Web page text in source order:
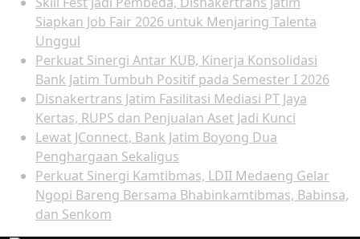
Siapkan Job Fair 2026 untuk Menjaring Talenta
Unggul
Perkuat Sinergi Antar KUB, Kinerja Konsolidasi
Bank Jatim Tumbuh Positif pada Semester I 2026
Disnakertrans Jatim Fasilitasi Mediasi PT Jaya
Kertas, RUPS dan Penjualan Aset Jadi Kunci
Lewat JConnect, Bank Jatim Boyong Dua
Penghargaan Sekaligus
Perkuat Sinergi Kamtibmas, LDII Medaeng Gelar
Ngopi Bareng Bersama Bhabinkamtibmas, Babinsa,
dan Senkom